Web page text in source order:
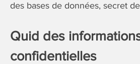
des bases de données, secret
Quid des
confidentielles